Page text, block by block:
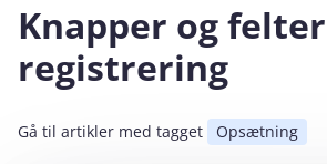
Knapper og
registrering
Gå til artikler med tagget Opsætning